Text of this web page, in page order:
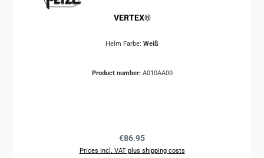
VERTEX®
Helm Farbe: Weiß
Product number: A010AA00
Regular price:
€86.95
Prices incl. VAT plus shipping costs